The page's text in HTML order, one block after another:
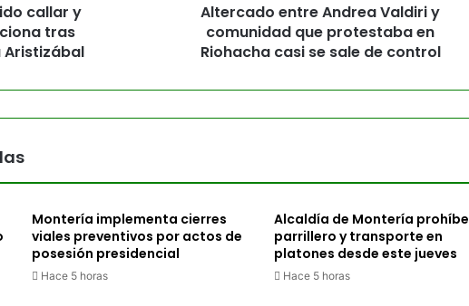
callar y
tras
Aristizábal
Altercado entre Andrea Valdiri y
comunidad que protestaba en
Riohacha casi se sale de control
Montería implementa cierres
viales preventivos por actos de
posesión presidencial
Hace 5 horas
Alcaldía de Montería prohíbe
parrillero y transporte en
platones desde este jueves
Hace 5 horas